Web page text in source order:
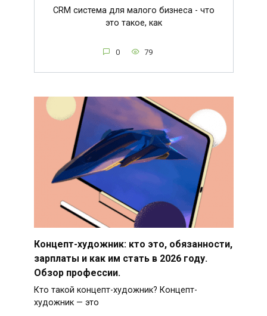
CRM система для малого бизнеса - что
это такое, как
0 79
Концепт-художник: кто это, обязанности,
зарплаты и как им стать в 2026 году.
Обзор профессии.
Кто такой концепт-художник? Концепт-
художник — это